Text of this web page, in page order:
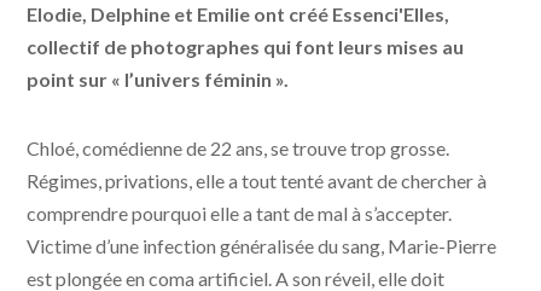
Elodie, Delphine et Emilie ont créé Essenci'Elles,
collectif de photographes qui font leurs mises au
point sur « l’univers féminin ».
Chloé, comédienne de 22 ans, se trouve trop grosse.
Régimes, privations, elle a tout tenté avant de chercher à
comprendre pourquoi elle a tant de mal à s’accepter.
Victime d’une infection généralisée du sang, Marie-Pierre
est plongée en coma artificiel. A son réveil, elle doit